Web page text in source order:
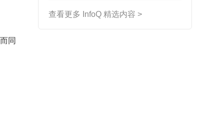
同
查看更多 InfoQ 精选内容 >